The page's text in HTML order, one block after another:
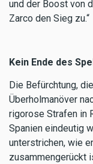
und der Boost von
Zarco den Sieg zu.“
Kein Ende des
Die Befürchtung,
Überholmanöver
rigorose Strafen in
Spanien eindeutig
unterstrichen, wie
zusammengerückt